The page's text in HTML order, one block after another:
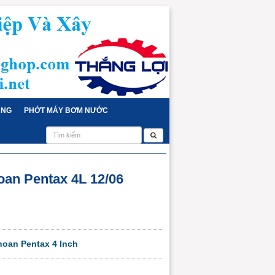
PHỚT MÁY BƠM NƯỚC
Pentax 4L 12/06
Pentax 4 Inch